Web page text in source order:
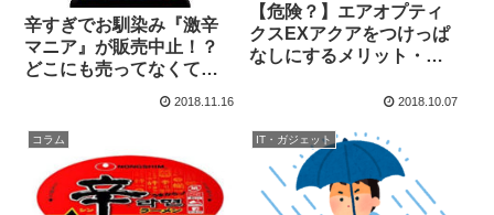
辛すぎでお馴染み『激辛
マニア』が販売中止！？
どこにも売ってなくて悲
2018.11.16
【危険？】エアオプティ
クスEXアクアをつけっぱ
なしにするメリット・デ
2018.10.07
コラム IT・ガジェット